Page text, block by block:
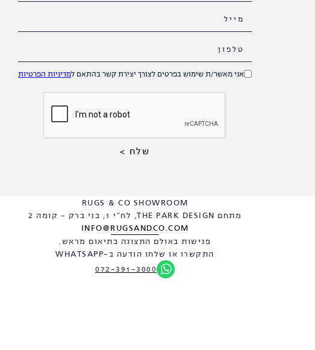
אני מאשר/ת שימוש בפרטים לצורך יצירת קשר בהתאם למדיניות הפרטיות
RUGS & CO SHOWROOM
מתחם THE PARK DESIGN, לח"י 1, בני ברק - קומה 2
INFO@RUGSANDCO.COM
פגישות באולם התצוגה בתיאום מראש.
התקשרו או שלחו הודעה ב-WHATSAPP
072-391-3000